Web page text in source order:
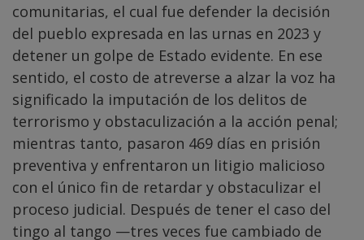
comunitarias, el cual fue defender la decisión
del pueblo expresada en las urnas en 2023 y
detener un golpe de Estado evidente. En ese
sentido, el costo de atreverse a alzar la voz ha
significado la imputación de los delitos de
terrorismo y obstaculización a la acción penal;
mientras tanto, pasaron 469 días en prisión
preventiva y enfrentaron un litigio malicioso
con el único fin de retardar y obstaculizar el
proceso judicial. Después de tener el caso del
tingo al tango —tres veces fue cambiado de